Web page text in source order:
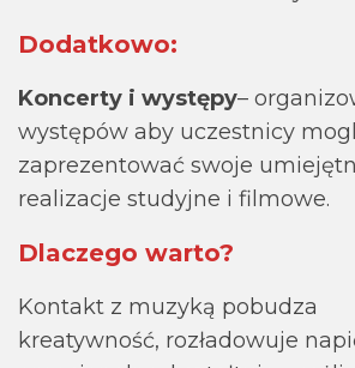
Dodatkowo:
Koncerty i występy–
występów aby uczestnicy
zaprezentować swoje
realizacje studyjne i filmowe.
Dlaczego warto?
Kontakt z muzyką pobudza
kreatywność, rozładowuje